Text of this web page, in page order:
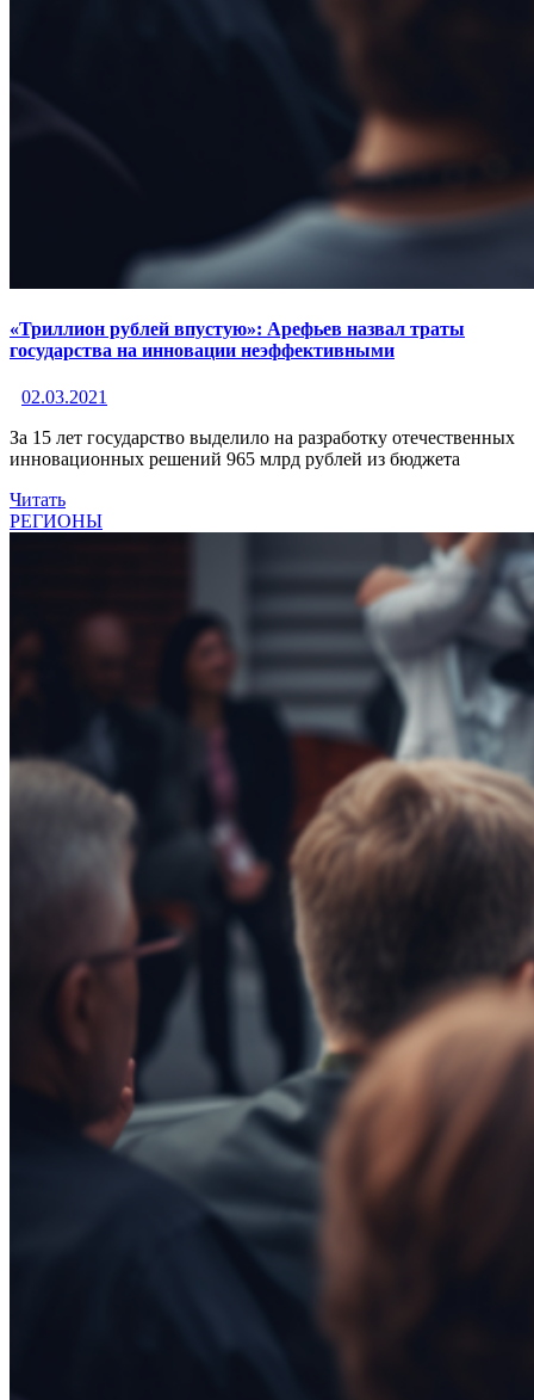
«Триллион рублей впустую»: Арефьев назвал траты
государства на инновации неэффективными
02.03.2021
За 15 лет государство выделило на разработку отечественных
инновационных решений 965 млрд рублей из бюджета
Читать
РЕГИОНЫ